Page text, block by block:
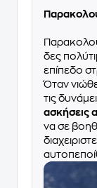
δες
επίπεδο
Όταν
τις
ασκήσεις
να σε